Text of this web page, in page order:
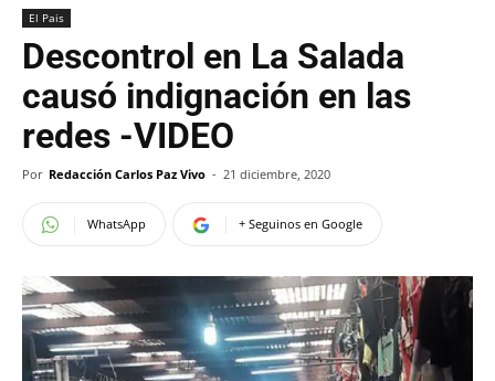
El Pais
Descontrol en La Salada
causó indignación en las
redes -VIDEO
Por Redacción Carlos Paz Vivo - 21 diciembre, 2020
WhatsApp + Seguinos en Google